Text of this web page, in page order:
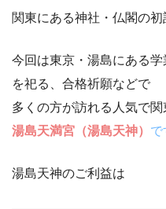
関東にある神社・仏閣の初
今回は東京・湯島にある
を祀る、合格祈願などで
多くの方が訪れる人気で
湯島天満宮（湯島天神） で
湯島天神のご利益は